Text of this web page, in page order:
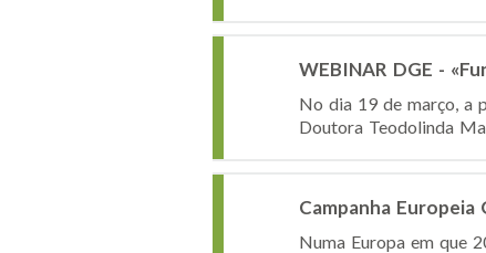
WEBINAR DGE -
No dia 19 de março, a
Doutora Teodolinda
Campanha Europeia
Numa Europa em que